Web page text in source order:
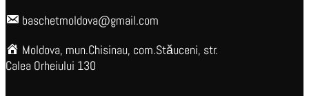
baschetmoldova@gmail.com
Moldova, mun.Chisinau, com.Stăuceni, str.
Calea Orheiului 130